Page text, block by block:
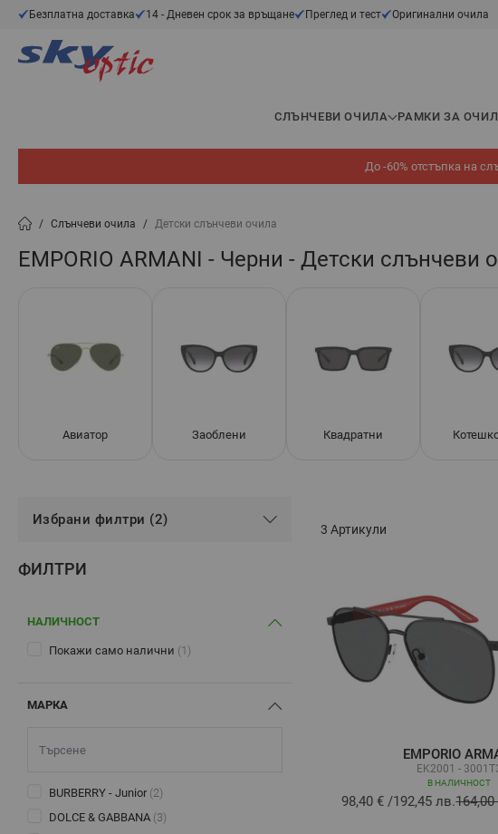
Прескачане към съдържанието
Безплатна доставка 14 - Дневен срок за връщане Преглед и тест Оригинални очила
СЛЪНЧЕВИ ОЧИЛА РАМКИ ЗА
До -60% отстъпка на
/ Слънчеви очила / Детски слънчеви очила
EMPORIO ARMANI - Черни - Детски слънчеви
Авиатор Заоблени Квадратни
Избрани филтри (2)
ФИЛТРИ
НАЛИЧНОСТ
Покажи само налични (1)
МАРКА
BURBERRY - Junior (2)
DOLCE & GABBANA (3)
3 Артикули
EMPORIO
EK2001 -
В НАЛИЧНОСТ
98,40 € /192,45 лв.164,00